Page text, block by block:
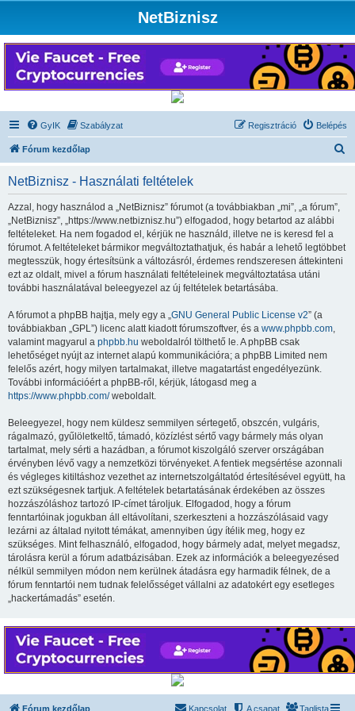
NetBiznisz
GyIK Szabályzat Belépés
Regisztráció
Fórum kezdőlap
NetBiznisz - Használati feltételek
Azzal, hogy használod a „NetBiznisz” fórumot (a továbbiakban „mi”, „a fórum”,
„NetBiznisz”, „https://www.netbiznisz.hu”) elfogadod, hogy betartod az alábbi
feltételeket. Ha nem fogadod el, kérjük ne használd, illetve ne is keresd fel a
fórumot. A feltételeket bármikor megváltoztathatjuk, és habár a lehető legtöbbet
megtesszük, hogy értesítsünk a változásról, érdemes rendszeresen áttekinteni
ezt az oldalt, mivel a fórum használati feltételeinek megváltoztatása utáni
további használatával beleegyezel az új feltételek betartásába.
A fórumot a phpBB hajtja, mely egy a „GNU General Public License v2” (a
továbbiakban „GPL”) licenc alatt kiadott fórumszoftver, és a www.phpbb.com,
valamint magyarul a phpbb.hu weboldalról tölthető le. A phpBB csak
lehetőséget nyújt az internet alapú kommunikációra; a phpBB Limited nem
felelős azért, hogy milyen tartalmakat, illetve magatartást engedélyezünk.
További információért a phpBB-ről, kérjük, látogasd meg a
https://www.phpbb.com/weboldalt.
Beleegyezel, hogy nem küldesz semmilyen sértegető, obszcén, vulgáris,
rágalmazó, gyűlöletkeltő, támadó, közízlést sértő vagy bármely más olyan
tartalmat, mely sérti a hazádban, a fórumot kiszolgáló szerver országában
érvényben lévő vagy a nemzetközi törvényeket. A fentiek megsértése azonnali
és végleges kitiltáshoz vezethet az internetszolgáltatód értesítésével együtt, ha
ezt szükségesnek tartjuk. A feltételek betartatásának érdekében az összes
hozzászóláshoz tartozó IP-címet tároljuk. Elfogadod, hogy a fórum
fenntartóinak jogukban áll eltávolítani, szerkeszteni a hozzászólásaid vagy
lezárni az általad nyitott témákat, amennyiben úgy ítélik meg, hogy ez
szükséges. Mint felhasználó, elfogadod, hogy bármely adat, melyet megadsz,
tárolásra kerül a fórum adatbázisában. Ezek az információk a beleegyezésed
nélkül semmilyen módon nem kerülnek átadásra egy harmadik félnek, de a
fórum fenntartói nem tudnak felelősséget vállalni az adatokért egy esetleges
„hackertámadás” esetén.
Fórum kezdőlap Taglista
A csapat
Kapcsolat